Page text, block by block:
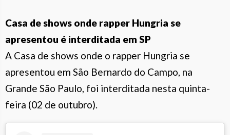
Casa de shows onde rapper Hungria se
apresentou é interditada em SP
A Casa de shows onde o rapper Hungria se
apresentou em São Bernardo do Campo, na
Grande São Paulo, foi interditada nesta quinta-
feira (02 de outubro).